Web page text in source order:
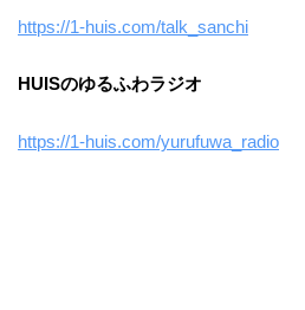
https://1-huis.com/talk_sanchi
HUISのゆるふわラジオ
https://1-huis.com/yurufuwa_radio